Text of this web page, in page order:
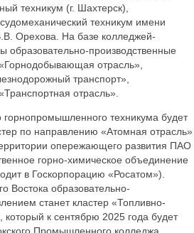
техникум (г. Шахтерск),
техникум имени
Орехова. На базе колледжей-
образовательно-производственные
отрасль»,
транспорт»,
отрасль».
горнопромышленного техникума будет
по направлению «Атомная отрасль»
опережающего развития ПАО
горно-химическое объединение
в Госкорпорацию «Росатом»).
Востока образовательно-
станет кластер «Топливно-
который к сентябрю 2025 года будет
Промышленного колледжа